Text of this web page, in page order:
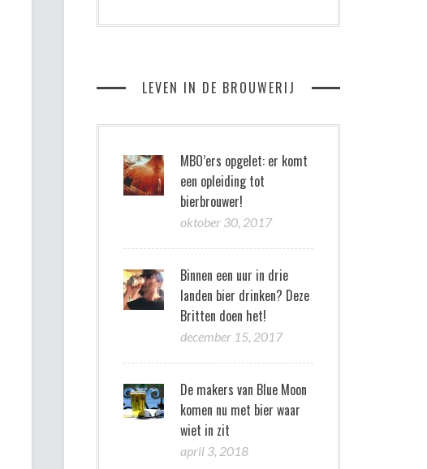
LEVEN IN DE BROUWERIJ
MBO’ers opgelet: er komt
een opleiding tot
bierbrouwer!
oktober 30, 2017
Binnen een uur in drie
landen bier drinken? Deze
Britten doen het!
december 15, 2017
De makers van Blue Moon
komen nu met bier waar
wiet in zit
april 3, 2018